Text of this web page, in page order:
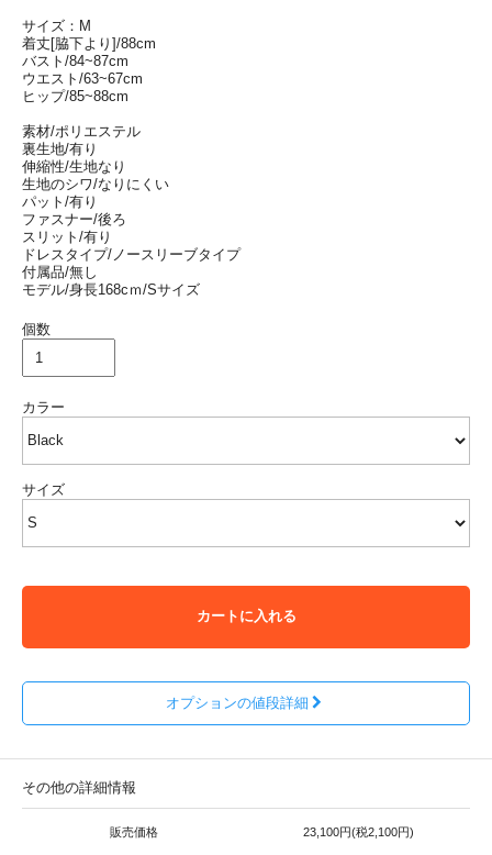
サイズ：M
着丈[脇下より]/88cm
バスト/84~87cm
ウエスト/63~67cm
ヒップ/85~88cm
素材/ポリエステル
裏生地/有り
伸縮性/生地なり
生地のシワ/なりにくい
パット/有り
ファスナー/後ろ
スリット/有り
ドレスタイプ/ノースリーブタイプ
付属品/無し
モデル/身長168cｍ/Sサイズ
個数
カラー
サイズ
カートに入れる
オプションの値段詳細
その他の詳細情報
販売価格 23,100円(税2,100円)